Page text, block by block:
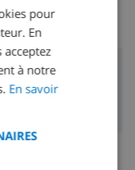
DUTCH
SPANISH
GERMAN
pour
En
à notre
En savoir